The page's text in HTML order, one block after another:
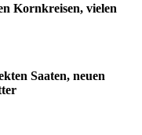
Kornkreisen, vielen
Saaten, neuen